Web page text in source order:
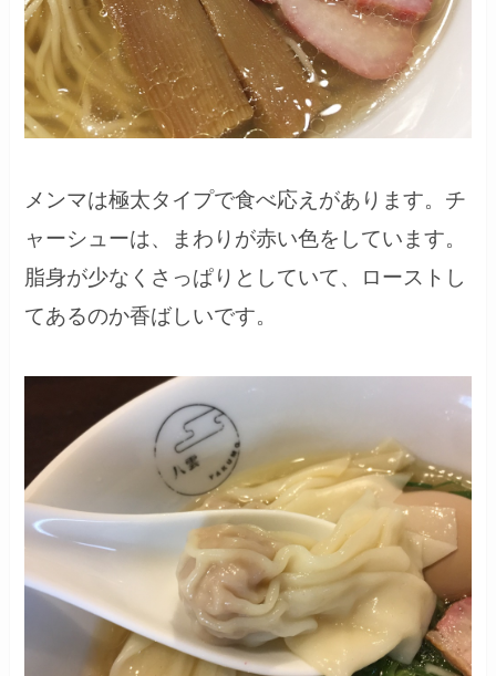
メンマは極太タイプで食べ応えがあります。チ
ャーシューは、まわりが赤い色をしています。
脂身が少なくさっぱりとしていて、ローストし
てあるのか香ばしいです。